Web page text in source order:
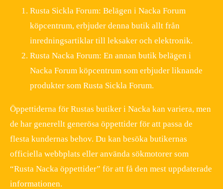
Rusta Sickla Forum: Belägen i Nacka Forum
köpcentrum, erbjuder denna butik allt från
inredningsartiklar till leksaker och elektronik.
Rusta Nacka Forum: En annan butik belägen i
Nacka Forum köpcentrum som erbjuder liknande
produkter som Rusta Sickla Forum.
Öppettiderna för Rustas butiker i Nacka kan variera, men
de har generellt generösa öppettider för att passa de
flesta kundernas behov. Du kan besöka butikernas
officiella webbplats eller använda sökmotorer som
“Rusta Nacka öppettider” för att få den mest uppdaterade
informationen.